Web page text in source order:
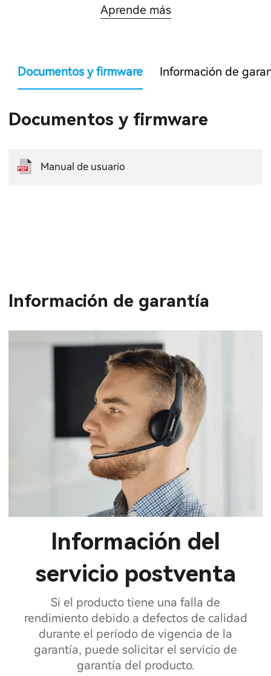
Aprende más
Documentos y firmware Información de
Documentos y firmware
Manual de usuario
Información de garantía
Información del
servicio postventa
Si el producto tiene una falla de
rendimiento debido a defectos de calidad
durante el período de vigencia de la
garantía, puede solicitar el servicio de
garantía del producto.